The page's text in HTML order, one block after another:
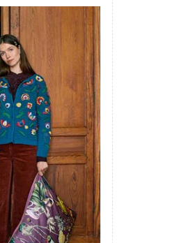
elkaar gaan zitten. Moet nu zelf
uitzoeken welke kleurcode bij
welke bol hoort. Had ook 3x 50
gram zwart besteld maar door de
andere bollen zitten er nu
verschillende kleuren vezels in
het zwart. Dat vind ik erg jammer.
Als ik nu wil nabestellen moet ik
maar hopen dat ik de juiste
kleurcode bij de juiste bol heb
gedaan. Misschien een tip om de
kleuren apart in te pakken met
een sticker welke kleur het is?
Desondanks zou ik deze shop
zeker wel aanbevelen wat betreft
de viltwol. Goede prijs/kwaliteit
verhouding.